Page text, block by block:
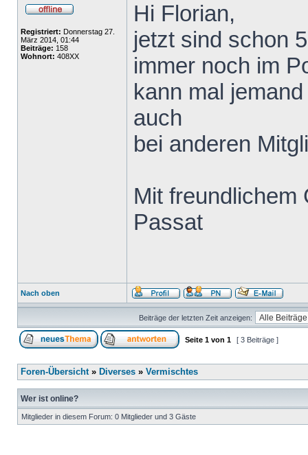
Registriert: Donnerstag 27.
März 2014, 01:44
Beiträge: 158
Wohnort: 408XX
Hi Florian,
jetzt sind schon
immer noch im
kann mal
auch
bei anderen
Mit freundlichem
Passat
Nach oben
Beiträge der letzten Zeit anzeigen:
Seite 1 von 1 [ 3 Beiträge ]
Foren-Übersicht» Diverses » Vermischtes
Wer ist online?
Mitglieder in diesem Forum: 0 Mitglieder und 3 Gäste